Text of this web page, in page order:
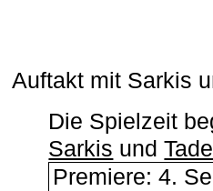
Auftakt mit Sarkis
Die Spielzeit
Sarkis und
Premiere: 4.